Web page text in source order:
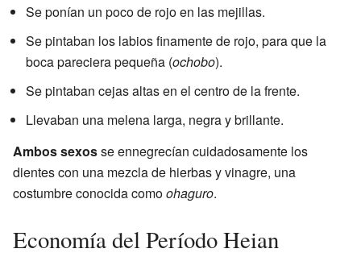
Se ponían un poco de rojo en las mejillas.
Se pintaban los labios finamente de rojo, para que la
boca pareciera pequeña (ochobo).
Se pintaban cejas altas en el centro de la frente.
Llevaban una melena larga, negra y brillante.
Ambos sexosse ennegrecían cuidadosamente los
dientes con una mezcla de hierbas y vinagre, una
costumbre conocida comoohaguro.
Economía del Período Heian